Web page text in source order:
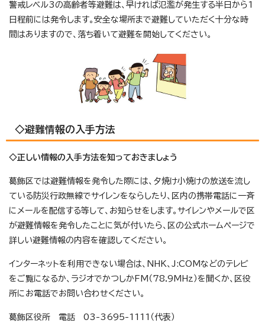
警戒レベル3の高齢者等避難は、早ければ氾濫が発生する半日から1
日程前には発令します。安全な場所まで避難していただく十分な時
間はありますので、落ち着いて避難を開始してください。
◇避難情報の入手方法
◇正しい情報の入手方法を知っておきましょう
葛飾区では避難情報を発令した際には、夕焼け小焼けの放送を流し
ている防災行政無線でサイレンをならしたり、区内の携帯電話に一斉
にメールを配信する等して、お知らせをします。サイレンやメールで区
が避難情報を発令したことに気が付いたら、区の公式ホームページで
詳しい避難情報の内容を確認してください。
インターネットを利用できない場合は、NHK、J:COMなどのテレビ
をご覧になるか、ラジオでかつしかFM（78.9MHz）を聞くか、区役
所にお電話でお問い合わせください。
葛飾区役所 電話 03-3695-1111（代表）